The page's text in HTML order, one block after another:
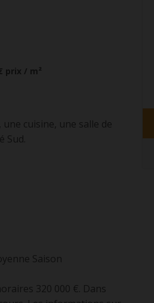
prix / m²
cuisine, une salle de
Sud.
Saison
320 000 €. Dans